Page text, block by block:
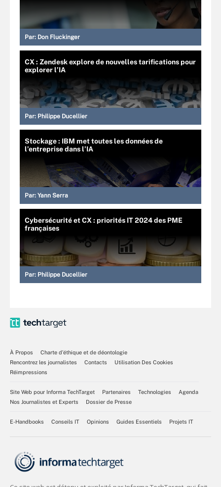
Par: Don Fluckinger
CX : Zendesk explore de nouvelles tarifications pour
explorer l’IA
Par: Philippe Ducellier
Stockage : IBM met toutes les données de
l’entreprise dans l’IA
Par: Yann Serra
Cybersécurité et CX : priorités IT 2024 des PME
françaises
Par: Philippe Ducellier
À Propos
Charte d’éthique et de déontologie
Rencontrez les journalistes
Contacts
Utilisation Des Cookies
Réimpressions
Site Web pour Informa TechTarget Partenaires Technologies
Agenda
Nos Journalistes et Experts
Dossier de Presse
E-Handbooks Conseils IT Opinions Guides Essentiels Projets IT